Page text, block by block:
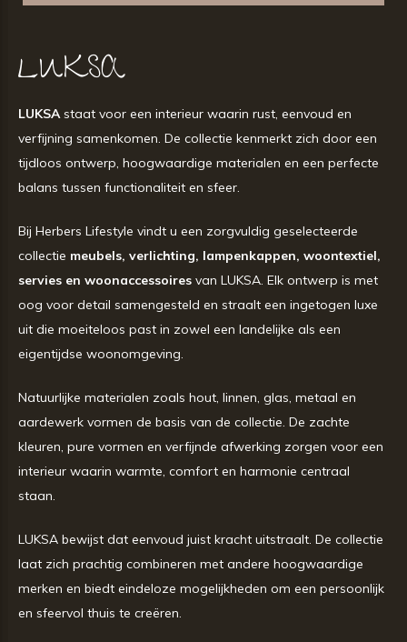
LUKSA
LUKSAstaat voor een interieur waarin rust, eenvoud en
verfijning samenkomen. De collectie kenmerkt zich door een
tijdloos ontwerp, hoogwaardige materialen en een perfecte
balans tussen functionaliteit en sfeer.
Bij Herbers Lifestyle vindt u een zorgvuldig geselecteerde
collectie meubels, verlichting, lampenkappen, woontextiel,
servies en woonaccessoires van LUKSA. Elk ontwerp is met
oog voor detail samengesteld en straalt een ingetogen luxe
uit die moeiteloos past in zowel een landelijke als een
eigentijdse woonomgeving.
Natuurlijke materialen zoals hout, linnen, glas, metaal en
aardewerk vormen de basis van de collectie. De zachte
kleuren, pure vormen en verfijnde afwerking zorgen voor een
interieur waarin warmte, comfort en harmonie centraal
staan.
LUKSA bewijst dat eenvoud juist kracht uitstraalt. De collectie
laat zich prachtig combineren met andere hoogwaardige
merken en biedt eindeloze mogelijkheden om een persoonlijk
en sfeervol thuis te creëren.